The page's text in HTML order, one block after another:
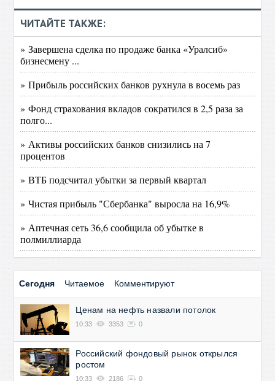
ЧИТАЙТЕ ТАКЖЕ:
» Завершена сделка по продаже банка «Уралсиб»
бизнесмену ...
» Прибыль российских банков рухнула в восемь раз
» Фонд страхования вкладов сократился в 2,5 раза за
полго...
» Активы российских банков снизились на 7
процентов
» ВТБ подсчитал убытки за первый квартал
» Чистая прибыль "Сбербанка" выросла на 16,9%
» Аптечная сеть 36,6 сообщила об убытке в
полмиллиарда
Сегодня Читаемое Комментируют
Ценам на нефть назвали потолок
10:33 3353 0
Российский фондовый рынок открылся
ростом
10:33 2186 0